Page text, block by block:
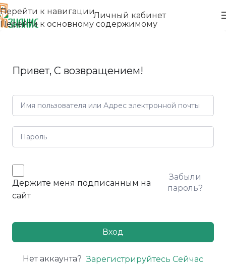
Перейти к навигации
Перейти к основному содержимому
Личный кабинет
Привет, С возвращением!
Держите меня подписанным на
сайт
Забыли
пароль?
Вход
Нет аккаунта? Зарегистрируйтесь Сейчас